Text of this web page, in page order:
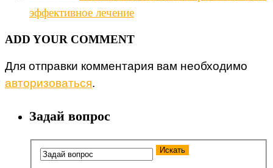
эффективное лечение
ADD YOUR COMMENT
Для отправки комментария вам необходимо
авторизоваться.
Задай вопрос